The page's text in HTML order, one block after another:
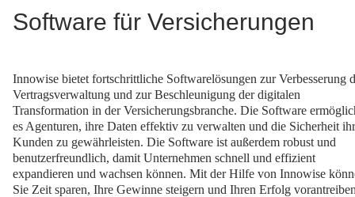
Software für Versicherungen
Innowise bietet fortschrittliche Softwarelösungen zur Verbesserung
Vertragsverwaltung und zur Beschleunigung der digitalen
Transformation in der Versicherungsbranche. Die Software
es Agenturen, ihre Daten effektiv zu verwalten und die Sicherheit
Kunden zu gewährleisten. Die Software ist außerdem robust und
benutzerfreundlich, damit Unternehmen schnell und effizient
expandieren und wachsen können. Mit der Hilfe von Innowise
Sie Zeit sparen, Ihre Gewinne steigern und Ihren Erfolg